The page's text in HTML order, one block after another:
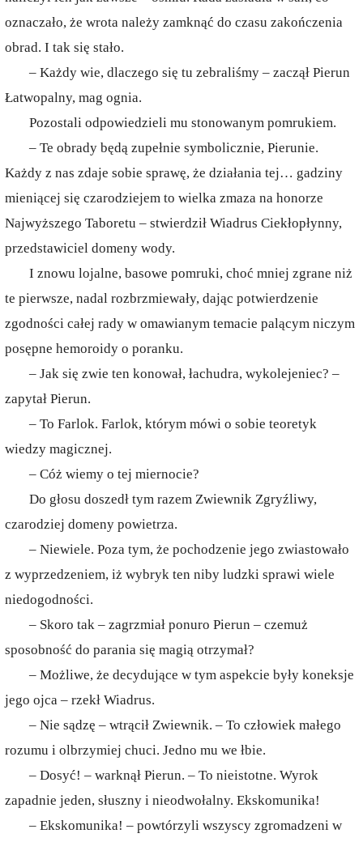
oznaczało, że wrota należy zamknąć do czasu zakończenia
obrad. I tak się stało.
– Każdy wie, dlaczego się tu zebraliśmy – zaczął Pierun
Łatwopalny, mag ognia.
Pozostali odpowiedzieli mu stonowanym pomrukiem.
– Te obrady będą zupełnie symbolicznie, Pierunie.
Każdy z nas zdaje sobie sprawę, że działania tej… gadziny
mieniącej się czarodziejem to wielka zmaza na honorze
Najwyższego Taboretu – stwierdził Wiadrus Ciekłopłynny,
przedstawiciel domeny wody.
I znowu lojalne, basowe pomruki, choć mniej zgrane niż
te pierwsze, nadal rozbrzmiewały, dając potwierdzenie
zgodności całej rady w omawianym temacie palącym niczym
posępne hemoroidy o poranku.
– Jak się zwie ten konował, łachudra, wykolejeniec? –
zapytał Pierun.
– To Farlok. Farlok, którym mówi o sobie teoretyk
wiedzy magicznej.
– Cóż wiemy o tej miernocie?
Do głosu doszedł tym razem Zwiewnik Zgryźliwy,
czarodziej domeny powietrza.
– Niewiele. Poza tym, że pochodzenie jego zwiastowało
z wyprzedzeniem, iż wybryk ten niby ludzki sprawi wiele
niedogodności.
– Skoro tak – zagrzmiał ponuro Pierun – czemuż
sposobność do parania się magią otrzymał?
– Możliwe, że decydujące w tym aspekcie były koneksje
jego ojca – rzekł Wiadrus.
– Nie sądzę – wtrącił Zwiewnik. – To człowiek małego
rozumu i olbrzymiej chuci. Jedno mu we łbie.
– Dosyć! – warknął Pierun. – To nieistotne. Wyrok
zapadnie jeden, słuszny i nieodwołalny. Ekskomunika!
– Ekskomunika! – powtórzyli wszyscy zgromadzeni w